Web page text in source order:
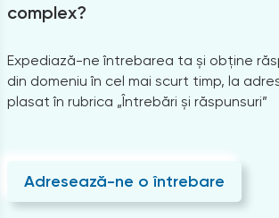
complex?
Expediază-ne întrebarea ta și obține
din domeniu în cel mai scurt timp, la
plasat în rubrica „Întrebări și răspunsuri”
Adresează-ne o întrebare